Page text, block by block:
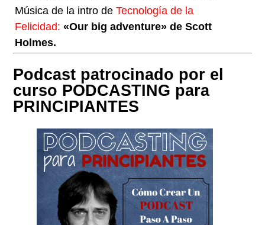
Música de la intro deTecnología de la
Felicidad: «Our big adventure» de Scott
Holmes.
Podcast patrocinado por el
curso PODCASTING para
PRINCIPIANTES